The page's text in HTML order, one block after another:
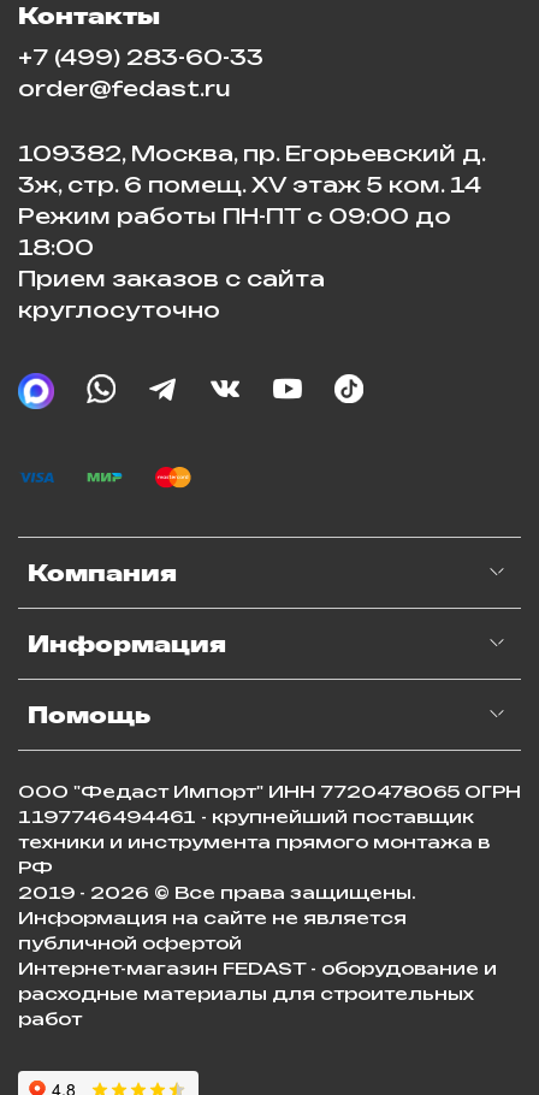
Компания
Информация
Помощь
Контакты
+7 (499) 283-60-33
order@fedast.ru
109382, Москва, пр. Егорьевский д.
3ж, стр. 6 помещ. XV этаж 5 ком. 14
Режим работы ПН-ПТ с 09:00 до
18:00
Прием заказов с сайта
круглосуточно
ООО "Федаст Импорт" ИНН 7720478065 ОГРН
1197746494461 - крупнейший поставщик
техники и инструмента прямого монтажа в
РФ
2019 - 2026 © Все права защищены.
Информация на сайте не является
публичной офертой
Интернет-магазин FEDAST - оборудование и
расходные материалы для строительных
работ